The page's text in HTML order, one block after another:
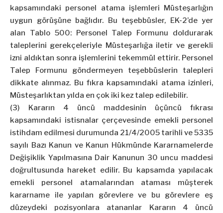
kapsamındaki personel atama işlemleri Müsteşarlığın
uygun görüşüne bağlıdır. Bu teşebbüsler, EK-2’de yer
alan Tablo 500: Personel Talep Formunu doldurarak
taleplerini gerekçeleriyle Müsteşarlığa iletir ve gerekli
izni aldıktan sonra işlemlerini tekemmül ettirir. Personel
Talep Formunu göndermeyen teşebbüslerin talepleri
dikkate alınmaz. Bu fıkra kapsamındaki atama izinleri,
Müsteşarlıktan yılda en çok iki kez talep edilebilir.
(3) Kararın 4 üncü maddesinin üçüncü fıkrası
kapsamındaki istisnalar çerçevesinde emekli personel
istihdam edilmesi durumunda 21/4/2005 tarihli ve 5335
sayılı Bazı Kanun ve Kanun Hükmünde Kararnamelerde
Değişiklik Yapılmasına Dair Kanunun 30 uncu maddesi
doğrultusunda hareket edilir. Bu kapsamda yapılacak
emekli personel atamalarından ataması müşterek
kararname ile yapılan görevlere ve bu görevlere eş
düzeydeki pozisyonlara atananlar Kararın 4 üncü